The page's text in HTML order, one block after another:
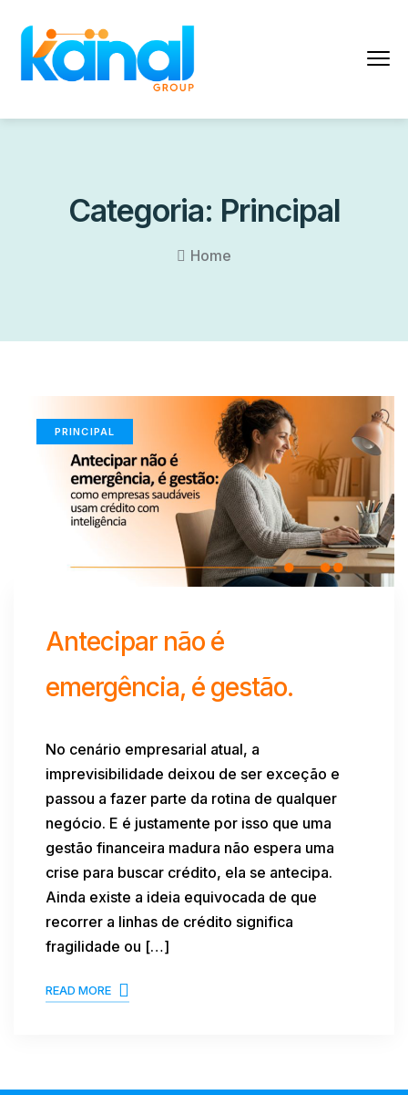
Categoria: Principal
Home
PRINCIPAL
Antecipar não é
emergência, é gestão.
No cenário empresarial atual, a
imprevisibilidade deixou de ser exceção e
passou a fazer parte da rotina de qualquer
negócio. E é justamente por isso que uma
gestão financeira madura não espera uma
crise para buscar crédito, ela se antecipa.
Ainda existe a ideia equivocada de que
recorrer a linhas de crédito significa
fragilidade ou […]
READ MORE